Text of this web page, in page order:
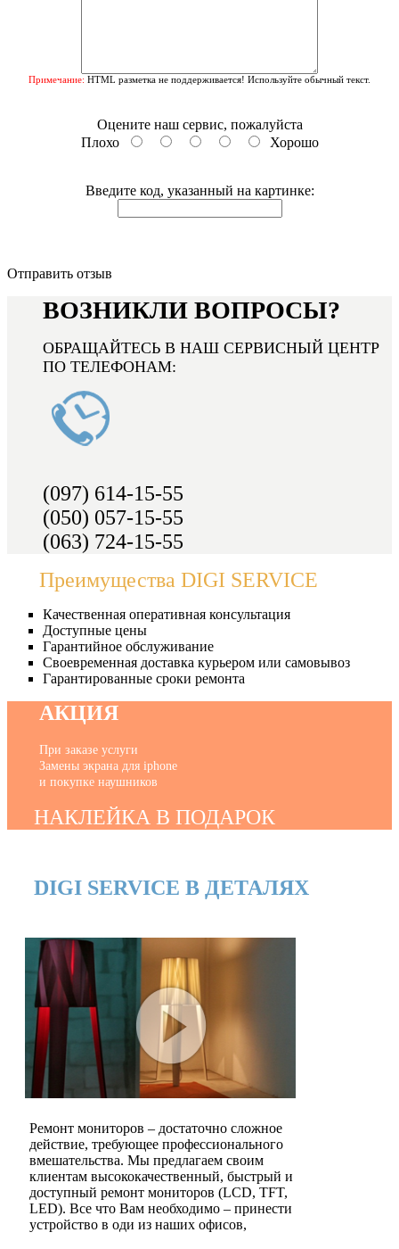
Примечание: HTML разметка не поддерживается! Используйте обычный текст.
Оцените наш сервис, пожалуйста
Плохо
Хорошо
Введите код, указанный на картинке:
Отправить отзыв
ВОЗНИКЛИ ВОПРОСЫ?
ОБРАЩАЙТЕСЬ В НАШ СЕРВИСНЫЙ ЦЕНТР
ПО ТЕЛЕФОНАМ:
(097) 614-15-55
(050) 057-15-55
(063) 724-15-55
Преимущества DIGI SERVICE
Качественная оперативная консультация
Доступные цены
Гарантийное обслуживание
Своевременная доставка курьером или самовывоз
Гарантированные сроки ремонта
АКЦИЯ
При заказе услуги
Замены экрана для iphone
и покупке наушников
НАКЛЕЙКА В ПОДАРОК
DIGI SERVICE В ДЕТАЛЯХ
Ремонт мониторов – достаточно сложное
действие, требующее профессионального
вмешательства. Мы предлагаем своим
клиентам высококачественный, быстрый и
доступный ремонт мониторов (LCD, TFT,
LED). Все что Вам необходимо – принести
устройство в оди из наших офисов,